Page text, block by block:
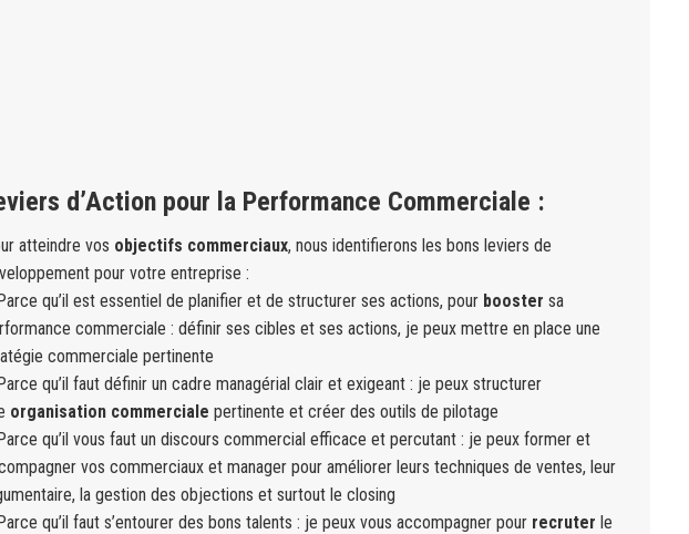
d’Action pour la Performance Commerciale :
atteindre vos objectifs commerciaux, nous identifierons les bons leviers de
pour votre entreprise :
qu’il est essentiel de planifier et de structurer ses actions, pour booster sa
commerciale : définir ses cibles et ses actions, je peux mettre en place une
commerciale pertinente
qu’il faut définir un cadre managérial clair et exigeant : je peux structurer
organisation commerciale pertinente et créer des outils de pilotage
qu’il vous faut un discours commercial efficace et percutant : je peux former et
vos commerciaux et manager pour améliorer leurs techniques de ventes, leur
la gestion des objections et surtout le closing
qu’il faut s’entourer des bons talents : je peux vous accompagner pour recruter le